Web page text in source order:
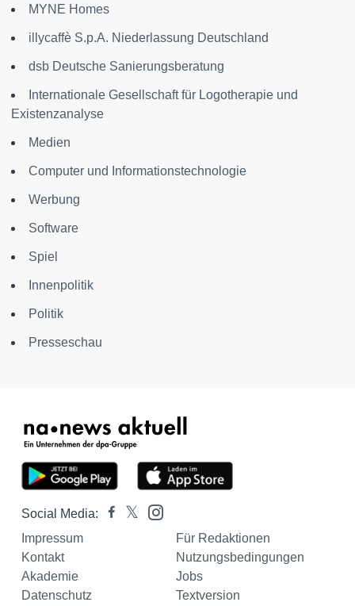
MYNE Homes
illycaffè S.p.A. Niederlassung Deutschland
dsb Deutsche Sanierungsberatung
Internationale Gesellschaft für Logotherapie und
Existenzanalyse
Medien
Computer und Informationstechnologie
Werbung
Software
Spiel
Innenpolitik
Politik
Presseschau
Social Media:
Impressum
Für Redaktionen
Kontakt
Nutzungsbedingungen
Akademie
Jobs
Datenschutz
Textversion